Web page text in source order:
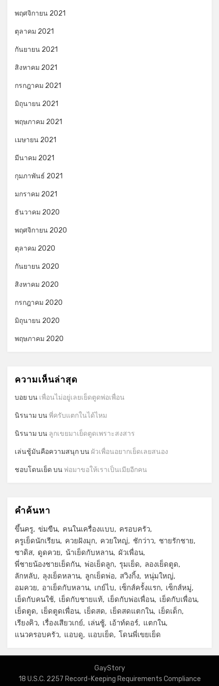
พฤศจิกายน 2021
ตุลาคม 2021
กันยายน 2021
สิงหาคม 2021
กรกฎาคม 2021
มิถุนายน 2021
พฤษภาคม 2021
เมษายน 2021
มีนาคม 2021
กุมภาพันธ์ 2021
มกราคม 2021
ธันวาคม 2020
พฤศจิกายน 2020
ตุลาคม 2020
กันยายน 2020
สิงหาคม 2020
กรกฎาคม 2020
มิถุนายน 2020
พฤษภาคม 2020
ความเห็นล่าสุด
บอย บน เพื่อนไม่อยู่เลยเย็ดตูดพ่อเพื่อน
นิรนาม บนพี่ครับแตกในได้ไหม
นิรนาม บน ลูกเขยมาเย็ดตูดเพราะสงสาร
เล่นชู้มันคือความสนุกบน ผัวเพื่อนอยากเย็ดเลยสนอง
ชอบโดนเย็ด บนพ่อมาขอให้เราเป็นเมียอีกคน
คำค้นหา
ขึ้นครู ข่มขืน คนในเครื่องแบบ
ครอบครัว
ครูเย็ดนักเรียน
ควยฝังมุก ควยใหญ่ ชักว่าว
ชายรักชาย
ซาดิส
ดูดควย น้าเย็ดกับหลาน
ผัวเพื่อน
พี่ชายน้องชายเย็ดกัน พ่อเย็ดลูก รุมเย็ด
ลองเย็ดตูด
ลักหลับ
ลุงเย็ดหลาน ลูกเย็ดพ่อ สวิงกิ้ง หนุ่มใหญ่
อมควย
อาเย็ดกับหลาน เกย์ไบ เซ็กส์ครั้งแรก
เซ็กส์หมู่
เย็ดกับคนใช้
เย็ดกับชายแท้ เย็ดกับพ่อเพื่อน
เย็ดกับเพื่อน
เย็ดตูด
เย็ดตูดเพื่อน เย็ดสด เย็ดสดแตกใน
เย็ดเด็ก
เรียงคิว
เรื่องเสียวเกย์ เล่นชู้ เอ้าท์ดอร์
แตกใน
แนวครอบครัว
แอบดู แอบเย็ด โดนพี่เขยเย็ด
GayStory
18 U.S.C. 2257 Record-Keeping Requirements Compliance